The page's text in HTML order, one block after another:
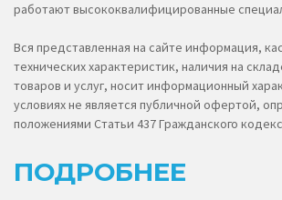
работают высококвалифицированные
Вся представленная на сайте информация,
технических характеристик, наличия на
товаров и услуг, носит информационный
условиях не является публичной офертой,
положениями Статьи 437 Гражданского
ПОДРОБНЕЕ